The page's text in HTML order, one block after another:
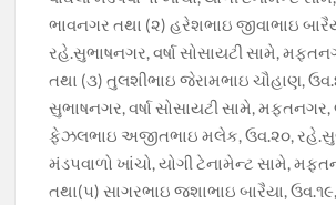
ભાવનગર તથા (૨) હરેશભાઇ જીવાભાઇ
રહે.સુભાષનગર, વર્ષા સોસાયટી સામે,
તથા (૩) તુલશીભાઇ જેરામભાઇ ચૌહાણ,
સુભાષનગર, વર્ષા સોસાયટી સામે,
ફેઝલભાઇ અજીતભાઇ મલેક, ઉવ.૨૦,
મંડપવાળો ખાંચો, યોગી ટેનામેન્ટ સામે,
તથા(૫) સાગરભાઇ જશાભાઇ બારૈયા,